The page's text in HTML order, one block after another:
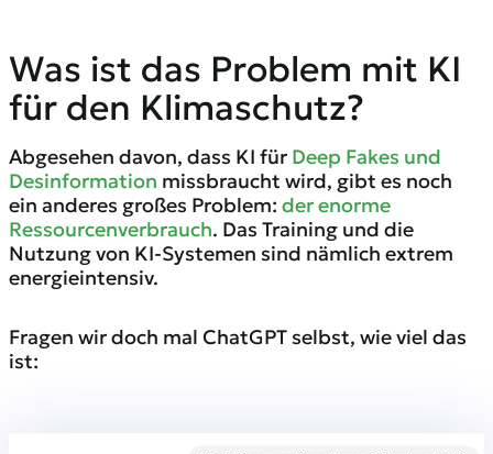
Was ist das Problem mit KI
für den Klimaschutz?
Abgesehen davon, dass KI für Deep Fakes und
Desinformation missbraucht wird, gibt es noch
ein anderes großes Problem: der enorme
Ressourcenverbrauch. Das Training und die
Nutzung von KI-Systemen sind nämlich extrem
energieintensiv.
Fragen wir doch mal ChatGPT selbst, wie viel das
ist: